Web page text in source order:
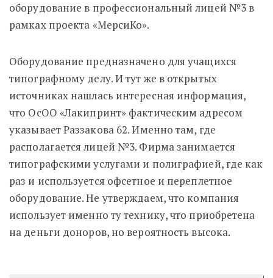
оборудование в профессиональный лицей №3 в
рамках проекта «МерсиКо».
Оборудование предназначено для учащихся
типографному делу. И тут же в открытых
источниках нашлась интересная информация,
что ОсОО «Лакипринт» фактическим адресом
указывает Раззакова 62. Именно там, где
располагается лицей №3. Фирма занимается
типографскими услугами и полиграфией, где как
раз и используется офсетное и переплетное
оборудование. Не утверждаем, что компания
использует именно ту технику, что приобретена
на деньги доноров, но вероятность высока.